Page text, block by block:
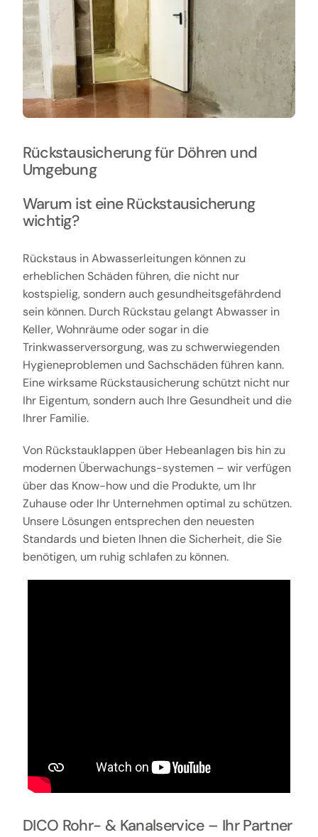
Rückstausicherung für Döhren und
Umgebung
Warum ist eine Rückstausicherung
wichtig?
Rückstaus in Abwasserleitungen können zu
erheblichen Schäden führen, die nicht nur
kostspielig, sondern auch gesundheitsgefährdend
sein können. Durch Rückstau gelangt Abwasser in
Keller, Wohnräume oder sogar in die
Trinkwasserversorgung, was zu schwerwiegenden
Hygieneproblemen und Sachschäden führen kann.
Eine wirksame Rückstausicherung schützt nicht nur
Ihr Eigentum, sondern auch Ihre Gesundheit und die
Ihrer Familie.
Von Rückstauklappen über Hebeanlagen bis hin zu
modernen Überwachungs-systemen – wir verfügen
über das Know-how und die Produkte, um Ihr
Zuhause oder Ihr Unternehmen optimal zu schützen.
Unsere Lösungen entsprechen den neuesten
Standards und bieten Ihnen die Sicherheit, die Sie
benötigen, um ruhig schlafen zu können.
DICO Rohr- & Kanalservice – Ihr Partner